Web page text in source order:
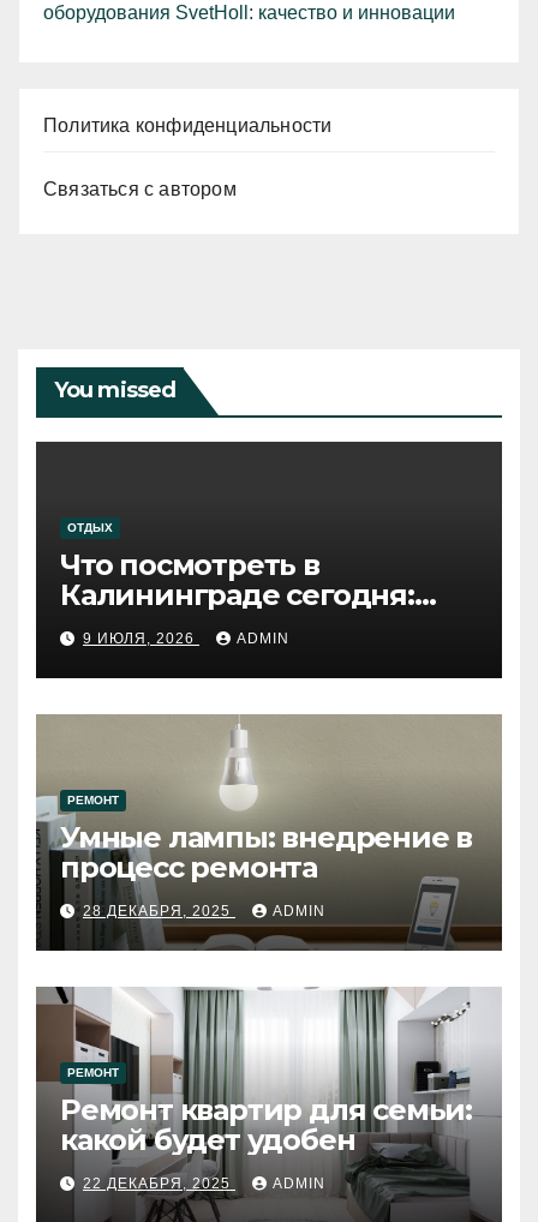
оборудования SvetHoll: качество и инновации
Политика конфиденциальности
Связаться с автором
You missed
ОТДЫХ
Что посмотреть в
Калининграде сегодня:
путеводитель по самому
западному городу России
9 ИЮЛЯ, 2026 ADMIN
РЕМОНТ
Умные лампы: внедрение в
процесс ремонта
28 ДЕКАБРЯ, 2025 ADMIN
РЕМОНТ
Ремонт квартир для семьи:
какой будет удобен
22 ДЕКАБРЯ, 2025 ADMIN